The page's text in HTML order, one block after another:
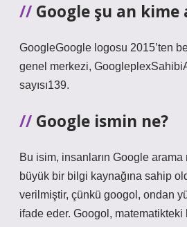
Google şu an kime
GoogleGoogle logosu 2015’ten
genel merkezi,
sayısı139.
Google ismin ne?
Bu isim, insanların Google arama
büyük bir bilgi kaynağına sahip
verilmiştir, çünkü googol, ondan
ifade eder. Googol, matematikteki